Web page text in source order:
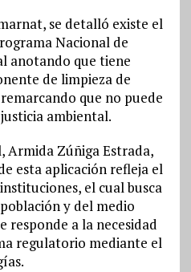
se detalló existe el
Nacional de
anotando que tiene
de limpieza de
que no puede
ambiental.
Armida Zúñiga Estrada,
esta aplicación refleja el
el cual busca
y del medio
responde a la necesidad
regulatorio mediante el